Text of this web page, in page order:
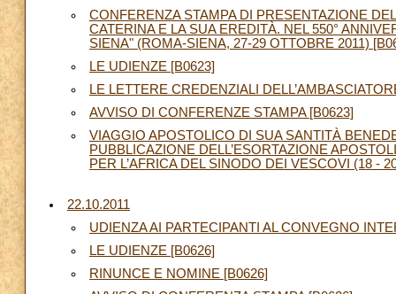
CONFERENZA STAMPA DI PRESENTAZIONE
CATERINA E LA SUA EREDITÀ. NEL 550°
SIENA" (ROMA-SIENA, 27-29 OTTOBRE 2011)
LE UDIENZE [B0623]
LE LETTERE CREDENZIALI
AVVISO DI CONFERENZE STAMPA [B0623]
VIAGGIO APOSTOLICO DI SUA SANTITÀ
PUBBLICAZIONE DELL’ESORTAZIONE
PER L’AFRICA DEL SINODO DEI VESCOVI (18 -
22.10.2011
UDIENZA AI PARTECIPANTI AL CONVEGNO
LE UDIENZE [B0626]
RINUNCE E NOMINE [B0626]